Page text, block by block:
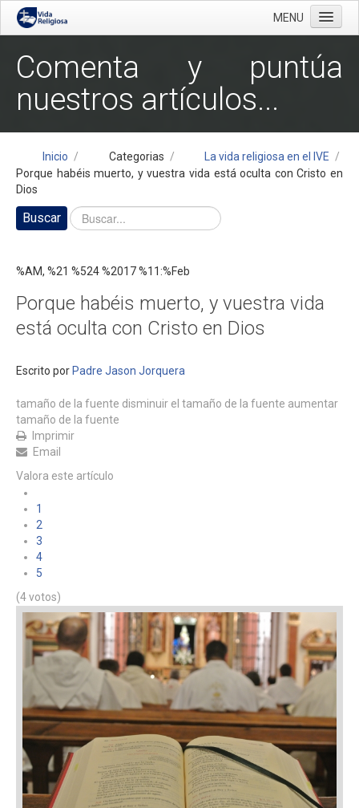
MENU
Inicio
Objetivo
¿Quiénes somos?
Categorias
La vida religiosa en sus aspectos teológicos
Vida religiosa y Biblia
La vida religiosa en el magisterio de la iglesia
La vida religiosa en el IVE
Pedidos de Oraciones
Login
Comenta y puntúa
nuestros artículos...
Inicio / Categorias / La vida religiosa en el IVE /
Porque habéis muerto, y vuestra vida está oculta con Cristo en
Dios
Buscar
%AM, %21 %524 %2017 %11:%Feb
Porque habéis muerto, y vuestra vida
está oculta con Cristo en Dios
Escrito por Padre Jason Jorquera
tamaño de la fuente disminuir el tamaño de la fuente aumentar
tamaño de la fuente
Imprimir
Email
Valora este artículo
1
2
3
4
5
(4 votos)